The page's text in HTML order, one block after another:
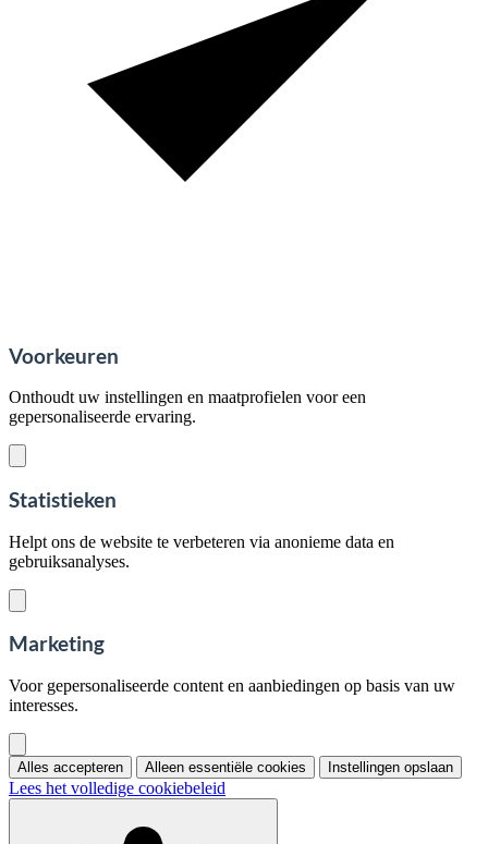
Voorkeuren
Onthoudt uw instellingen en maatprofielen voor een
gepersonaliseerde ervaring.
Statistieken
Helpt ons de website te verbeteren via anonieme data en
gebruiksanalyses.
Marketing
Voor gepersonaliseerde content en aanbiedingen op basis van uw
interesses.
Alles accepteren Alleen essentiële cookies Instellingen opslaan
Lees het volledige cookiebeleid